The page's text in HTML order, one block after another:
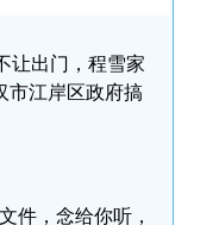
让出门，程雪家
市江岸区政府搞
件，念给你听，